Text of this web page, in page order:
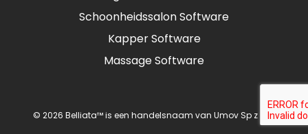
Schoonheidssalon Software
Kapper Software
Massage Software
© 2026 Belliata™ is een handelsnaam van Umov Sp z o.o.